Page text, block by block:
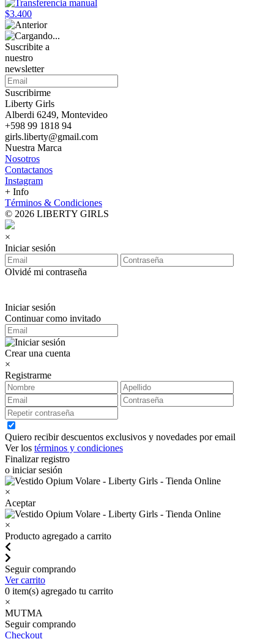
$3.400
Suscribite a
nuestro
newsletter
Suscribirme
Liberty Girls
Alberdi 6249, Montevideo
+598 99 1818 94
girls.liberty@gmail.com
Nuestra Marca
Nosotros
Contactanos
Instagram
+ Info
Términos & Condiciones
© 2026 LIBERTY GIRLS
×
Iniciar sesión
Olvidé mi contraseña
Iniciar sesión
Continuar como invitado
Crear una cuenta
×
Registrarme
Quiero recibir descuentos exclusivos y novedades por email
Ver los términos y condiciones
Finalizar registro
o iniciar sesión
×
Aceptar
×
Producto agregado a carrito
Seguir comprando
Ver carrito
0 item(s) agregado tu carrito
×
MUTMA
Seguir comprando
Checkout